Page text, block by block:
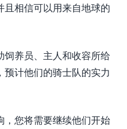
相信可以用来自地球的
饲养员、主人和收容所给
计他们的骑士队的实力
，您将需要继续他们开始